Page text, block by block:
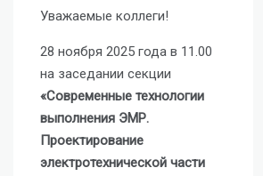
Уважаемые коллеги!
28 ноября 2025 года в 11.00
на заседании секции
«Современные технологии
выполнения ЭМР.
Проектирование
электротехнической части